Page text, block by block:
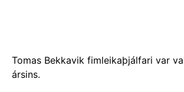
Tomas Bekkavik fimleikaþjálfari var
ársins.